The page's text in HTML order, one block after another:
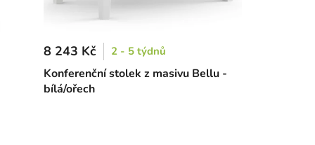
Konferenční stolek z masivu Bellu -
bílá/ořech
8 243 Kč 2 - 5 týdnů